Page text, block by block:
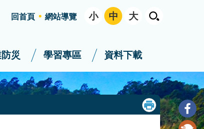
回首頁
網站導覽 小 中 大
災 學習專區 資料下載